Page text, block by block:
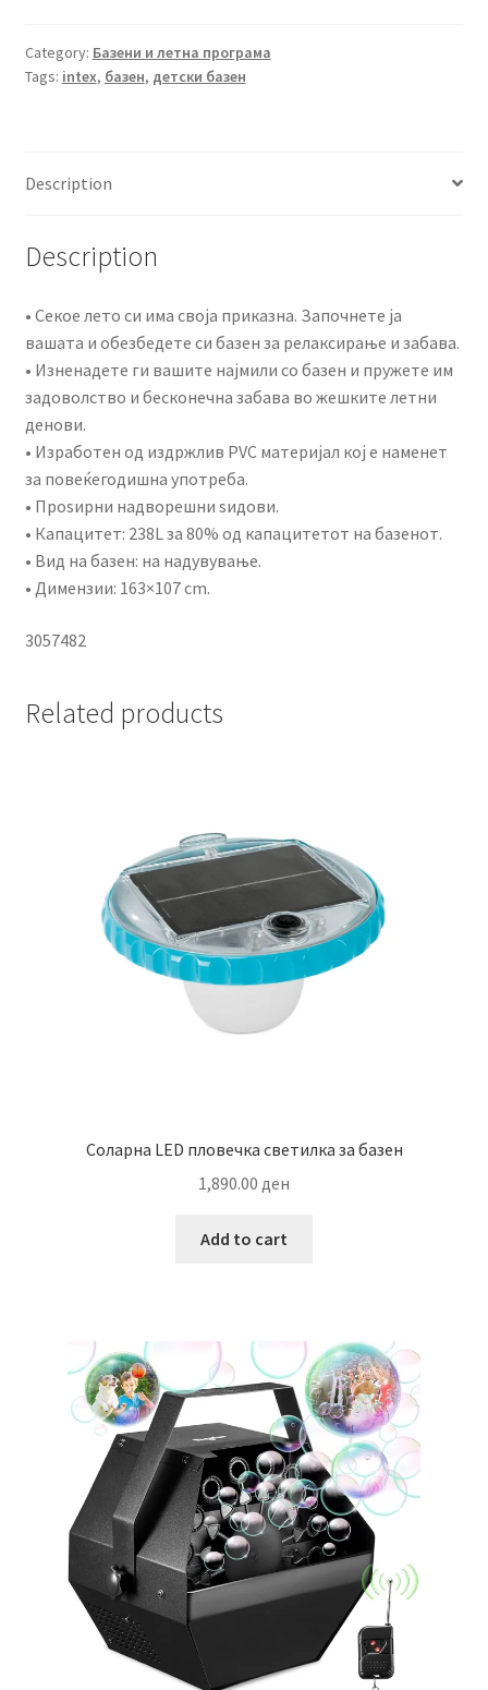
Category: Базени и летна програма
Tags: intex, базен, детски базен
Description
Description
• Секое лето си има своја приказна. Започнете ја
вашата и обезбедете си базен за релаксирање и забава.
• Изненадете ги вашите најмили со базен и пружете им
задоволство и бесконечна забава во жешките летни
денови.
• Изработен од издржлив PVC материјал кој е наменет
за повеќегодишна употреба.
• Проѕирни надворешни ѕидови.
• Капацитет: 238L за 80% од капацитетот на базенот.
• Вид на базен: на надувување.
• Димензии: 163×107 cm.
3057482
Related products
Соларна LED пловечка светилка за базен
1,890.00 ден
Add to cart